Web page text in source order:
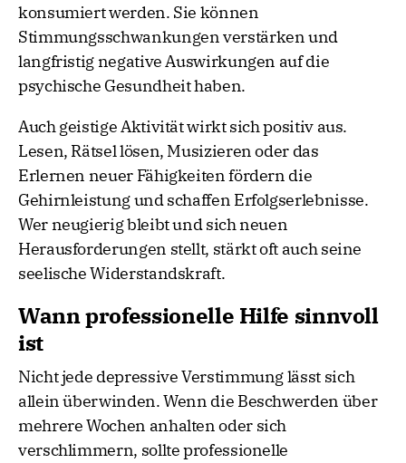
konsumiert werden. Sie können
Stimmungsschwankungen verstärken und
langfristig negative Auswirkungen auf die
psychische Gesundheit haben.
Auch geistige Aktivität wirkt sich positiv aus.
Lesen, Rätsel lösen, Musizieren oder das
Erlernen neuer Fähigkeiten fördern die
Gehirnleistung und schaffen Erfolgserlebnisse.
Wer neugierig bleibt und sich neuen
Herausforderungen stellt, stärkt oft auch seine
seelische Widerstandskraft.
Wann professionelle Hilfe sinnvoll
ist
Nicht jede depressive Verstimmung lässt sich
allein überwinden. Wenn die Beschwerden über
mehrere Wochen anhalten oder sich
verschlimmern, sollte professionelle